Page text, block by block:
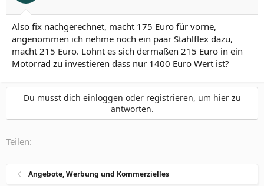
Also fix nachgerechnet, macht 175 Euro für vorne,
angenommen ich nehme noch ein paar Stahlflex dazu,
macht 215 Euro. Lohnt es sich dermaßen 215 Euro in ein
Motorrad zu investieren dass nur 1400 Euro Wert ist?
Du musst dich einloggen oder registrieren, um hier zu
antworten.
Teilen:
Angebote, Werbung und Kommerzielles